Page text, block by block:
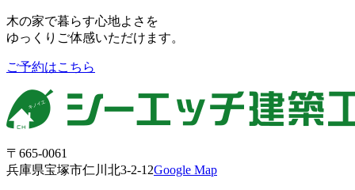
木の家で暮らす心地よさを
ゆっくりご体感いただけます。
ご予約はこちら
〒665-0061
兵庫県宝塚市仁川北3-2-12Google Map